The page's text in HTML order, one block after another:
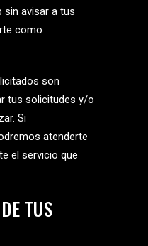
sin avisar a tus
como
son
tus solicitudes y/o
Si
atenderte
el servicio que
TUS